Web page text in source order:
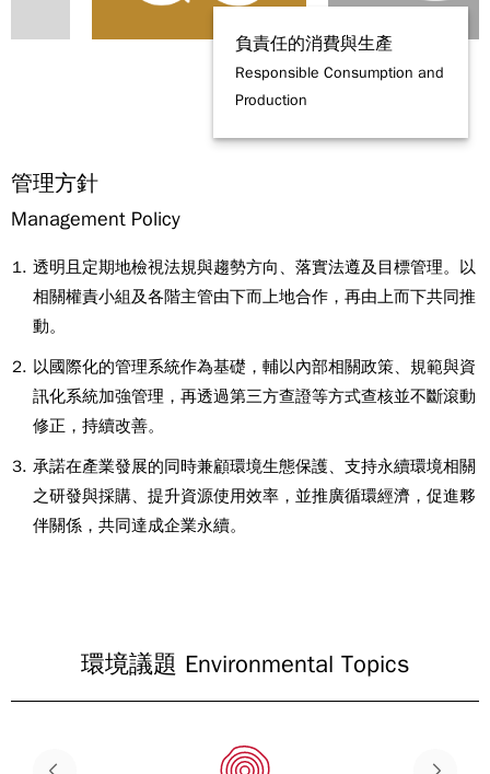
負責任的消費與生產
Responsible Consumption and
Production
管理方針
Management Policy
透明且定期地檢視法規與趨勢方向、落實法遵及目標管理。以
相關權責小組及各階主管由下而上地合作，再由上而下共同推
動。
以國際化的管理系統作為基礎，輔以內部相關政策、規範與資
訊化系統加強管理，再透過第三方查證等方式查核並不斷滾動
修正，持續改善。
承諾在產業發展的同時兼顧環境生態保護、支持永續環境相關
之研發與採購、提升資源使用效率，並推廣循環經濟，促進夥
伴關係，共同達成企業永續。
環境議題 Environmental Topics